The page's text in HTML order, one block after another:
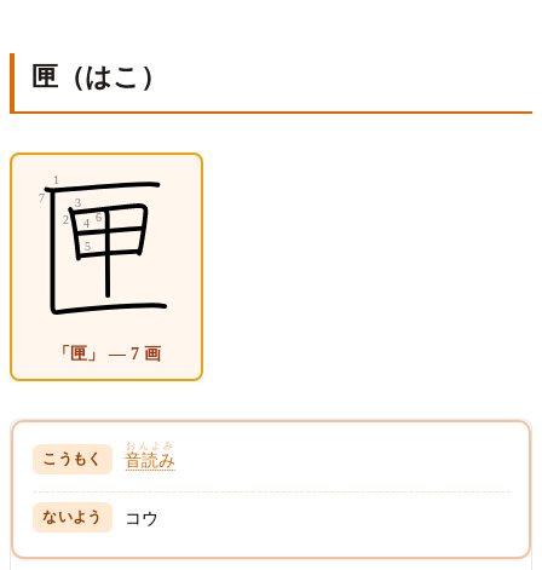
匣（はこ）
「匣」 — 7 画
音読み
おんよみ
コウ